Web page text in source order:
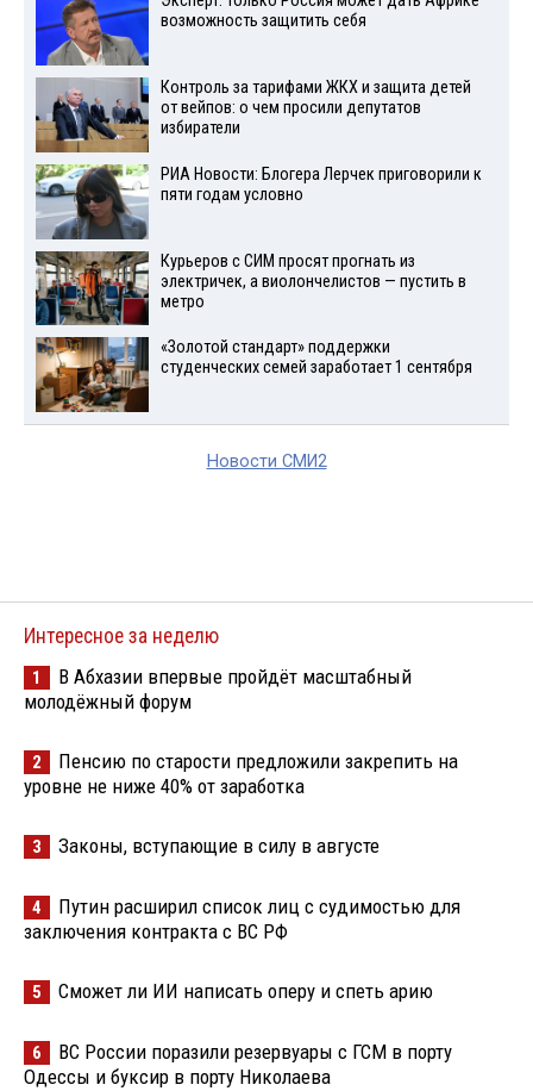
возможность защитить себя
Контроль за тарифами ЖКХ и защита детей
от вейпов: о чем просили депутатов
избиратели
РИА Новости: Блогера Лерчек приговорили к
пяти годам условно
Курьеров с СИМ просят прогнать из
электричек, а виолончелистов — пустить в
метро
«Золотой стандарт» поддержки
студенческих семей заработает 1 сентября
Новости СМИ2
Интересное за неделю
1
В Абхазии впервые пройдёт масштабный
молодёжный форум
2
Пенсию по старости предложили закрепить на
уровне не ниже 40% от заработка
3 Законы, вступающие в силу в августе
4
Путин расширил список лиц с судимостью для
заключения контракта с ВС РФ
5 Сможет ли ИИ написать оперу и спеть арию
6
ВС России поразили резервуары с ГСМ в порту
Одессы и буксир в порту Николаева